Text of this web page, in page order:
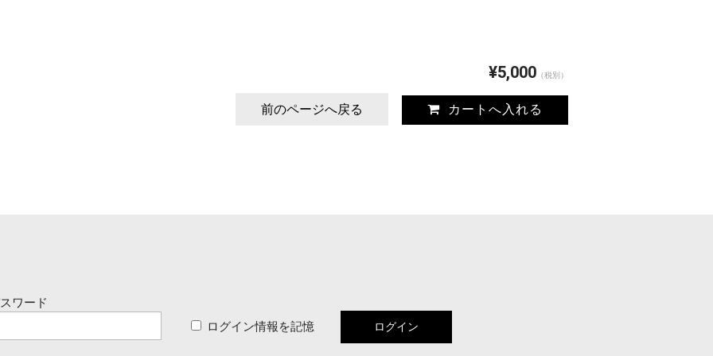
¥5,000 （税別）
前のページへ戻る
ワード
ログイン情報を記憶